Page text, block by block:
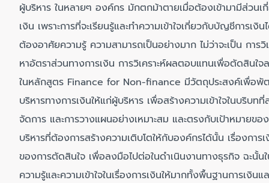
ผู้บริหาร ในหลายๆ องค์กร มักตกม้าตายเมื่อต้องเข้ามามีส่วน
เงิน เพราะการที่จะเรียนรู้และทำความเข้าใจเกี่ยวกับบัญชีการเงิ
ต้องอาศัยความรู้ ความสามารถเป็นอย่างมาก ไม่ว่าจะเป็น การวิ
หาอัตราส่วนทางการเงิน การวิเคราะห์ผลตอบแทนเพื่อตัดสิน
ในหลักสูตร Finance for Non-finance มีวัตถุประสงค์เพื่อพั
บริหารทางการเงินให้แก่ผู้บริหาร เพื่อสร้างความเข้าใจในบริบ
จัดการ และการวางแผนอย่างเหมาะสม และตรงกับเป้าหมายขอ
บริหารที่ต้องการสร้างความเติบโตให้กับองค์กรได้นั้น เรื่องการ
ของการตัดสินใจ เพื่อลงมือไปต่อในดำเนินงานทางธุรกิจ ฉะนั้น
ความรู้และความเข้าใจในเรื่องการเงินให้มากทั้งพื้นฐานการเงิน